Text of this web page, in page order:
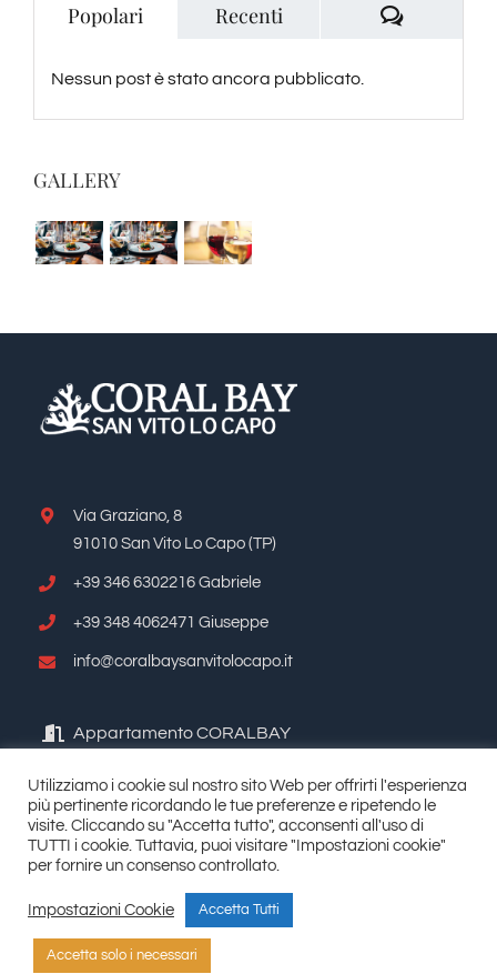
Popolari Recenti Commenti
Nessun post è stato ancora pubblicato.
GALLERY
Via Graziano, 8
91010 San Vito Lo Capo (TP)
+39 346 6302216 Gabriele
+39 348 4062471 Giuseppe
info@coralbaysanvitolocapo.it
Appartamento CORALBAY
© Copyright 2015 | All Rights Reserved | Powered by
Policy Privacy
Utilizziamo i cookie sul nostro sito Web per offrirti l'esperienza
più pertinente ricordando le tue preferenze e ripetendo le
visite. Cliccando su "Accetta tutto", acconsenti all'uso di
TUTTI i cookie. Tuttavia, puoi visitare "Impostazioni cookie"
per fornire un consenso controllato.
Impostazioni Cookie Accetta Tutti
Accetta solo i necessari